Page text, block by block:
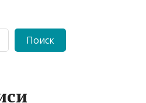
Поиск